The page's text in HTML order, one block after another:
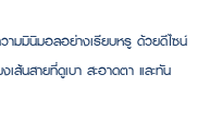
มมินิมอลอย่างเรียบหรู ด้วยดีไซน์
ส้นสายที่ดูเบา สะอาดตา และทัน